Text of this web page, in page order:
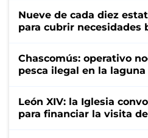
Nueve de cada diez
para cubrir necesidades
Chascomús: operativo
pesca ilegal en la laguna
León XIV: la Iglesia
para financiar la visita